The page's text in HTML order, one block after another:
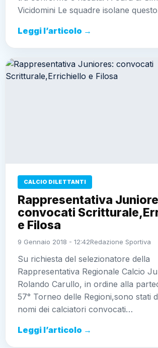
Vicidomini Le squadre isolane
Leggi l’articolo →
CALCIO DILETTANTI
Rappresentativa
convocati
e Filosa
9 Gennaio 2018 - 12:42Redazione Sportiva
Su richiesta del selezionatore della
Rappresentativa Regionale Calcio
Rolando Carullo, in ordine alla
57° Torneo delle Regioni,sono stati
nomi dei calciatori convocati…
Leggi l’articolo →